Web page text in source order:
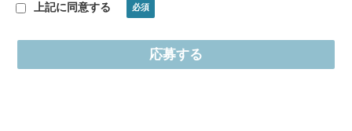
上記に同意する